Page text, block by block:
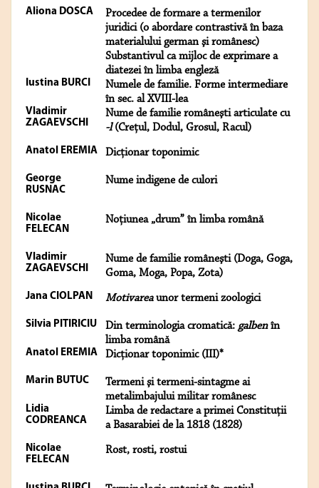
Aliona DOSCA
Procedee de formare a termenilor
juridici (o abordare contrastivă în baza
materialului german şi românesc)
Substantivul ca mijloc de exprimare a
diatezei în limba engleză
Iustina BURCI
Numele de familie. Forme intermediare
în sec. al XVIII-lea
Vladimir
ZAGAEVSCHI
Nume de familie româneşti articulate cu
-l(Creţul, Dodul, Grosul, Racul)
Anatol EREMIA Dicţionar toponimic
George
RUSNAC
Nume indigene de culori
Nicolae
FELECAN
Noţiunea „drum” în limba română
Vladimir
ZAGAEVSCHI
Nume de familie româneşti (Doga, Goga,
Goma, Moga, Popa, Zota)
Jana CIOLPAN Motivareaunor termeni zoologici
Silvia PITIRICIU Din terminologia cromatică: galbenîn
limba română
Anatol EREMIA Dicţionar toponimic (III)*
Marin BUTUC
Termeni şi termeni-sintagme ai
metalimbajului militar românesc
Lidia
CODREANCA
Limba de redactare a primei Constituţii
a Basarabiei de la 1818 (1828)
Nicolae
FELECAN
Rost, rosti, rostui